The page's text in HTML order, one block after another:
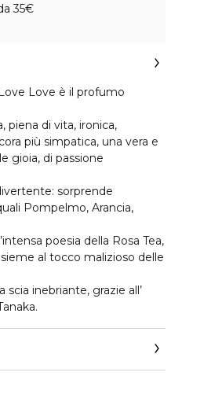
35€
Love è il profumo
piena di vita, ironica,
più simpatica, una vera e
gioia, di passione
sorprende
Pompelmo, Arancia,
poesia della Rosa Tea,
al tocco malizioso delle
inebriante, grazie all’